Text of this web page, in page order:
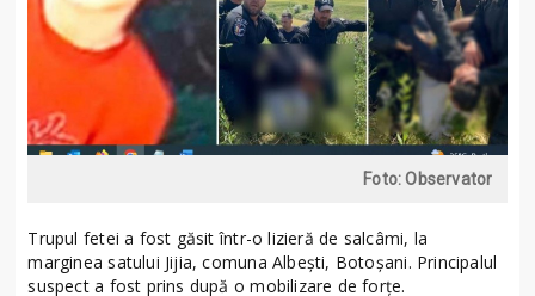
Foto: Observator
Trupul fetei a fost găsit într-o lizieră de salcâmi, la
marginea satului Jijia, comuna Albeşti, Botoșani. Principalul
suspect a fost prins după o mobilizare de forţe.